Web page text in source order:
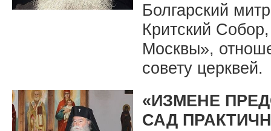
Болгарский
Критский
Москвы»,
совету церквей.
«ИЗМЕНЕ
САД